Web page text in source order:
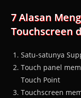
7 Alasan
Touchscreen
Satu-satunya
Touch panel
Touch Point
Touchscreen